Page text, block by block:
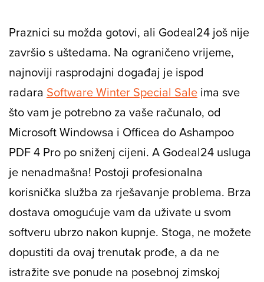
Praznici su možda gotovi, ali Godeal24 još nije
završio s uštedama. Na ograničeno vrijeme,
najnoviji rasprodajni događaj je ispod
radara Software Winter Special Sale ima sve
što vam je potrebno za vaše računalo, od
Microsoft Windowsa i Officea do Ashampoo
PDF 4 Pro po sniženj cijeni. A Godeal24 usluga
je nenadmašna! Postoji profesionalna
korisnička služba za rješavanje problema. Brza
dostava omogućuje vam da uživate u svom
softveru ubrzo nakon kupnje. Stoga, ne možete
dopustiti da ovaj trenutak prođe, a da ne
istražite sve ponude na posebnoj zimskoj